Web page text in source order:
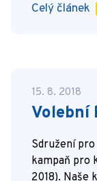
Celý článek
15. 8. 2018
Volební
Sdružení
kampaň pro
2018). Naše